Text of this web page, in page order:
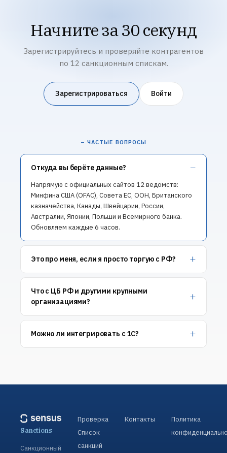
Начните за 30 секунд
Зарегистрируйтесь и проверяйте контрагентов
по 12 санкционным спискам.
Зарегистрироваться Войти
– ЧАСТЫЕ ВОПРОСЫ
Откуда вы берёте данные?
Напрямую с официальных сайтов 12 ведомств:
Минфина США (OFAC), Совета ЕС, ООН, Британского
казначейства, Канады, Швейцарии, России,
Австралии, Японии, Польши и Всемирного банка.
Обновляем каждые 6 часов.
Это про меня, если я просто торгую с РФ?
Что с ЦБ РФ и другими крупными
организациями?
Можно ли интегрировать с 1С?
Sanctions
Санкционный
Проверка
Список
санкций
Контакты
Политика